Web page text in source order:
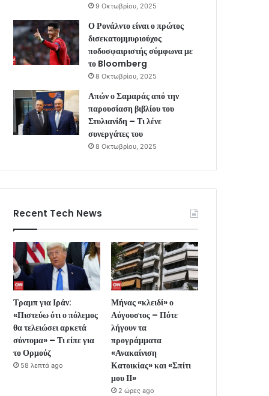
9 Οκτωβρίου, 2025
Ο Ρονάλντο είναι ο πρώτος
δισεκατομμυριούχος
ποδοσφαιριστής σύμφωνα με
το Bloomberg
8 Οκτωβρίου, 2025
Απών ο Σαμαράς από την
παρουσίαση βιβλίου του
Στυλιανίδη – Τι λένε
συνεργάτες του
8 Οκτωβρίου, 2025
Recent Tech News
Τραμπ για Ιράν:
«Πιστεύω ότι ο πόλεμος
θα τελειώσει αρκετά
σύντομα» – Τι είπε για
το Ορμούζ
58 λεπτά ago
Μήνας «κλειδί» ο
Αύγουστος – Πότε
λήγουν τα
προγράμματα
«Ανακαίνιση
Κατοικίας» και «Σπίτι
μου ΙΙ»
2 ώρες ago